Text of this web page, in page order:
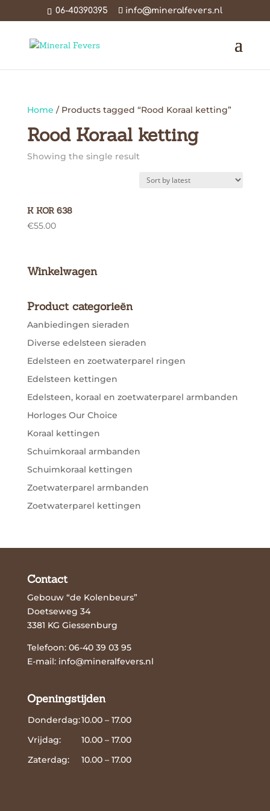
06-40390395 info@mineralfevers.nl
Home / Products tagged “Rood Koraal ketting”
Rood Koraal ketting
Showing the single result
K KOR 638
€55.00
Winkelwagen
Product categorieën
Aanbiedingen sieraden
Diverse edelsteen sieraden
Edelsteen en zoetwaterparel ringen
Edelsteen kettingen
Edelsteen, koraal en zoetwaterparel armbanden
Horloges Our Choice
Koraal kettingen
Schuimkoraal armbanden
Schuimkoraal kettingen
Zoetwaterparel armbanden
Zoetwaterparel kettingen
Contact
Gebouw “de Kolenbeurs”
Doetseweg 34
3381 KG Giessenburg
Telefoon: 06-40 39 03 95
E-mail: info@mineralfevers.nl
Openingstijden
Donderdag:10.00 – 17.00
Vrijdag:
10.00 – 17.00
Zaterdag:
10.00 – 17.00